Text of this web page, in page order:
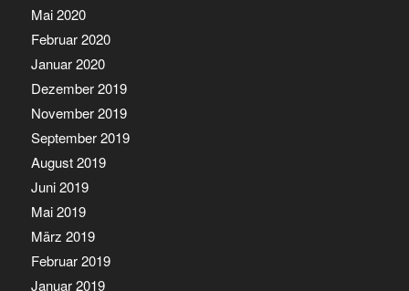
Mai 2020
Februar 2020
Januar 2020
Dezember 2019
November 2019
September 2019
August 2019
Juni 2019
Mai 2019
März 2019
Februar 2019
Januar 2019